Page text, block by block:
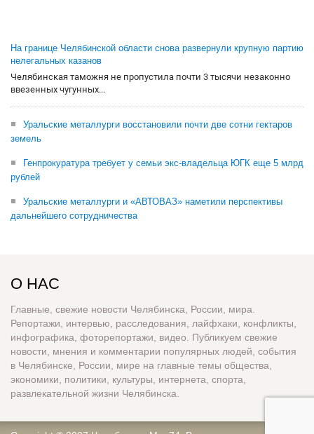
На границе Челябинской области снова развернули крупную партию
нелегальных казанов
Челябинская таможня не пропустила почти 3 тысячи незаконно
ввезенных чугунных...
Уральские металлурги восстановили почти две сотни гектаров
земель
Генпрокуратура требует у семьи экс-владельца ЮГК еще 5 млрд
рублей
Уральские металлурги и «АВТОВАЗ» наметили перспективы
дальнейшего сотрудничества
О НАС
Главные, свежие новости Челябинска, России, мира.
Репортажи, интервью, расследования, лайфхаки, конфликты,
инфографика, фоторепортажи, видео. Публикуем свежие
новости, мнения и комментарии популярных людей, события
в Челябинске, России, мире на главные темы общества,
экономики, политики, культуры, интернета, спорта,
развлекательной жизни Челябинска.